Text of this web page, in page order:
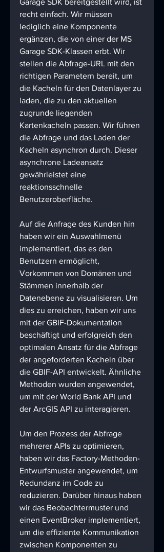
Garage SDK bereitgestellt wird, ist
recht einfach. Wir müssen
lediglich eine Komponente
ergänzen, die von einer der MS
Garage SDK-Klassen erbt. Wir
stellen die Abfrage-URL mit den
richtigen Parametern bereit, um
die Kacheln für den Datenlayer zu
laden, die zu den aktuellen
zugrunde liegenden
Kartenkacheln passen. Wir führen
die Abfrage und das Laden der
Kacheln asynchron durch. Dieser
asynchrone Ladeansatz
gewährleistet eine
reaktionsschnelle
Benutzeroberfläche.
Auf die Anfrage des Kunden hin
haben wir ein Auswahlmenü
implementiert, das es den
Benutzern ermöglicht,
Vorkommen von Domänen und
Stämmen innerhalb der
Datenebene zu visualisieren. Um
dies zu erreichen, haben wir uns
mit der GBIF-Dokumentation
beschäftigt und erfolgreich den
optimalen Ansatz für die Abfrage
der angeforderten Kacheln über
die GBIF-API entwickelt. Ähnliche
Methoden wurden angewendet,
um mit der World Bank API und
der ArcGIS API zu interagieren.
Um den Prozess der Abfrage
mehrerer APIs zu optimieren,
haben wir das Factory-Methoden-
Entwurfsmuster angewendet, um
Redundanz im Code zu
reduzieren. Darüber hinaus haben
wir das Beobachtermuster und
einen EventBroker implementiert,
um die effiziente Kommunikation
zwischen Komponenten zu